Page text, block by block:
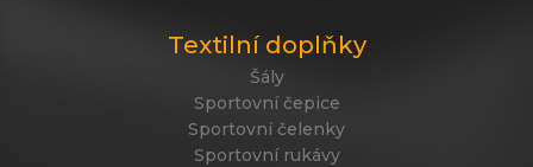
Textilní doplňky
Šály
Sportovní čepice
Sportovní čelenky
Sportovní rukávy